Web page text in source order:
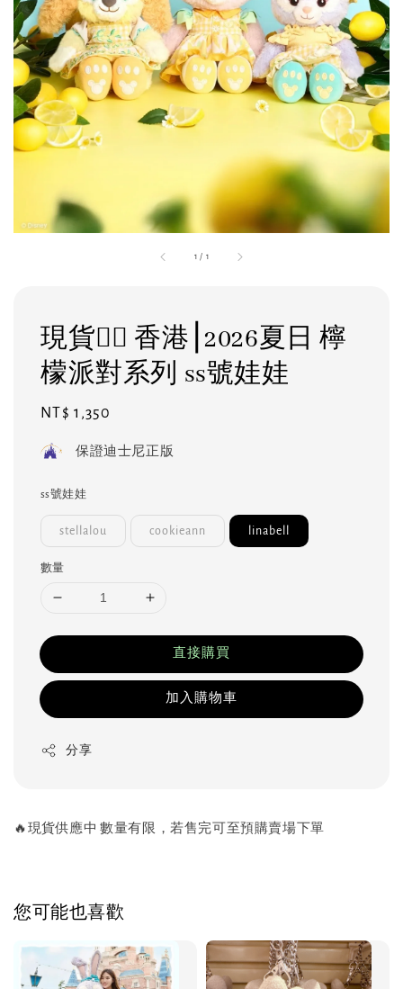
1 / 1
現貨❤️‍🔥 香港⎮2026夏日 檸
檬派對系列 ss號娃娃
Regular
NT$ 1,350
保證迪士尼正版
ss號娃娃
stellalou cookieann linabell
數量
直接購買
加入購物車
分享
🔥現貨供應中 數量有限，若售完可至預購賣場下單
您可能也喜歡